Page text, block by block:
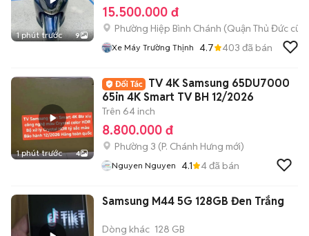
1 phút trước 9
15.500.000 đ
Phường Hiệp Bình Chánh (Quận Thủ Đức cũ)
Xe Máy Trường Thịnh 4.7 403 đã bán
1 phút trước 4
TV 4K Samsung 65DU7000
65in 4K Smart TV BH 12/2026
Trên 64 inch
8.800.000 đ
Phường 3 (P. Chánh Hưng mới)
Nguyen Nguyen 4.1 4đã bán
Samsung M44 5G 128GB Đen Trắng
Dòng khác 128 GB